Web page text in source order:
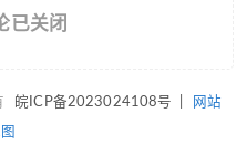
已关闭
皖ICP备2023024108号 网站